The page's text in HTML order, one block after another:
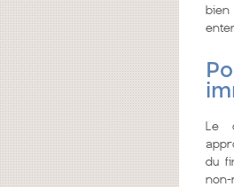
bien
Le
du
non-